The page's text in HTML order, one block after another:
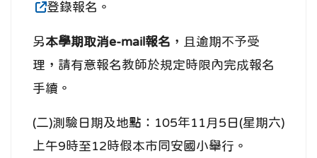
登錄報名。
另本學期取消e-mail報名 ，且逾期不予受
理，請有意報名教師於規定時限內完成報名
手續。
(二)測驗日期及地點：105年11月5日(星期六)
上午9時至12時假本市同安國小舉行。